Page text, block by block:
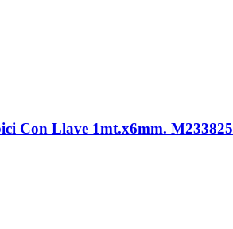
Con Llave 1mt.x6mm. M233825